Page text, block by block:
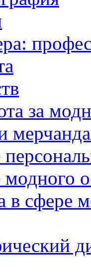
за
в сфере